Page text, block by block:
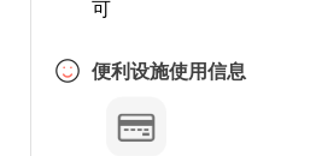
可
便利设施使用信息